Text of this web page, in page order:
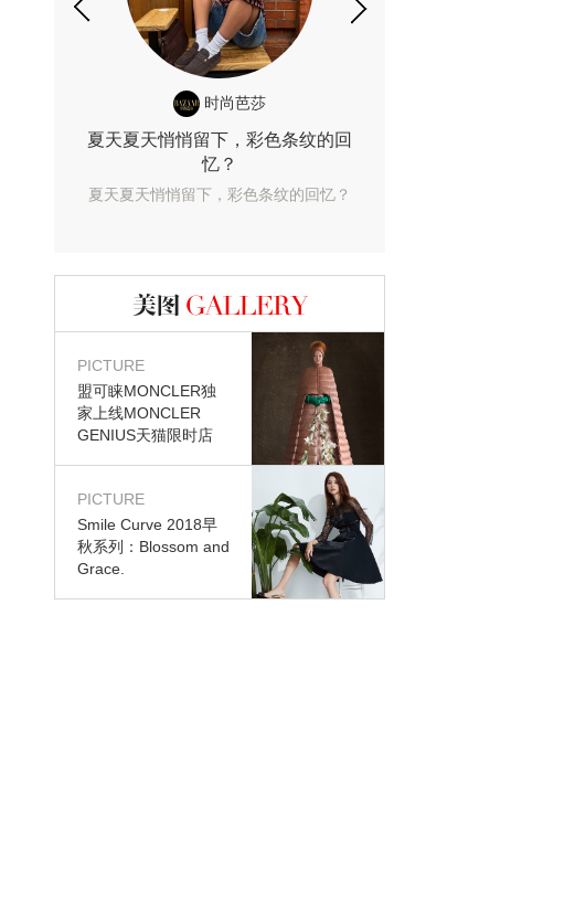
时尚芭莎
夏天夏天悄悄留下，彩色条纹的回
忆？
夏天夏天悄悄留下，彩色条纹的回忆？
图库
PICTURE
盟可睐MONCLER独
家上线MONCLER
GENIUS天猫限时店
PICTURE
Smile Curve 2018早
秋系列：Blossom and
Grace.